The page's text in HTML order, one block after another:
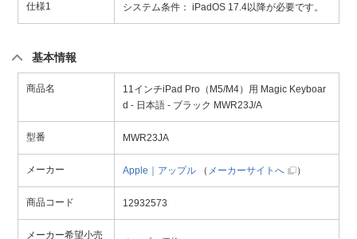
仕様1 システム条件： iPadOS 17.4以降が必要です。
基本情報
商品名
11インチiPad Pro（M5/M4）用 Magic Keyboar
d - 日本語 - ブラック MWR23J/A
型番 MWR23JA
メーカー Apple｜アップル （ メーカーサイトへ ）
商品コード 12932573
メーカー希望小売